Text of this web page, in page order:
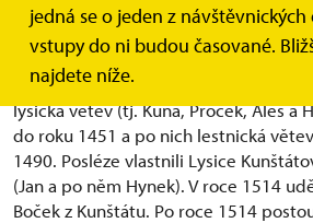
jedná se o jeden z návštěvnických
vstupy do ni budou časované.
najdete níže.
První nepřímá zmínka o Lysicích je z
v souvislosti s Heraltem z Lysic a
Pánové z Kunštátu drželi Lysice
lysická větev (tj. Kuna, Proček, Aleš a
do roku 1451 a po nich lestnická
1490. Posléze vlastnili Lysice
(Jan a po něm Hynek). V roce 1514
Boček z Kunštátu. Po roce 1514